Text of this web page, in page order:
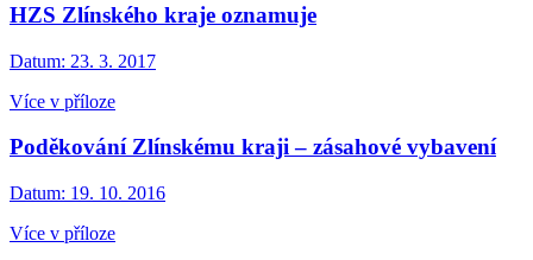
HZS Zlínského kraje oznamuje
Datum: 23. 3. 2017
Více v příloze
Poděkování Zlínskému kraji – zásahové vybavení
Datum: 19. 10. 2016
Více v příloze